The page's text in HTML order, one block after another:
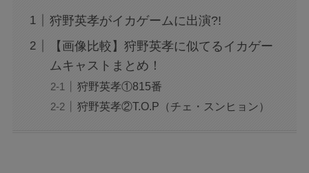
狩野英孝がイカゲームに出演?!
【画像比較】狩野英孝に似てるイカゲー
ムキャストまとめ！
狩野英孝①815番
狩野英孝②T.O.P（チェ・スンヒョン）